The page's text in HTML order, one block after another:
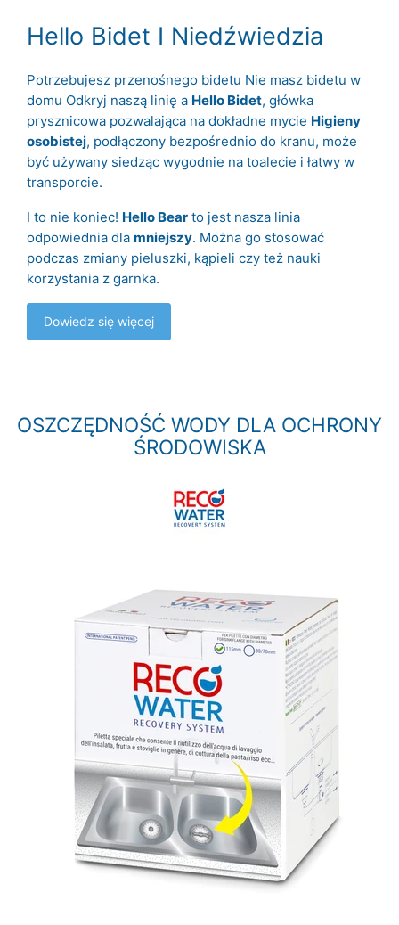
Hello Bidet I Niedźwiedzia
Potrzebujesz przenośnego bidetu Nie masz bidetu w
domu Odkryj naszą linię a Hello Bidet, główka
prysznicowa pozwalająca na dokładne mycie Higieny
osobistej, podłączony bezpośrednio do kranu, może
być używany siedząc wygodnie na toalecie i łatwy w
transporcie.
I to nie koniec! Hello Bear to jest nasza linia
odpowiednia dla mniejszy. Można go stosować
podczas zmiany pieluszki, kąpieli czy też nauki
korzystania z garnka.
Dowiedz się więcej
OSZCZĘDNOŚĆ WODY DLA OCHRONY
ŚRODOWISKA